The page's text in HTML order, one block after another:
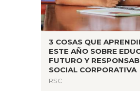
3 COSAS QUE
ESTE AÑO SOBRE
FUTURO Y
SOCIAL CORPORATIVA
RSC